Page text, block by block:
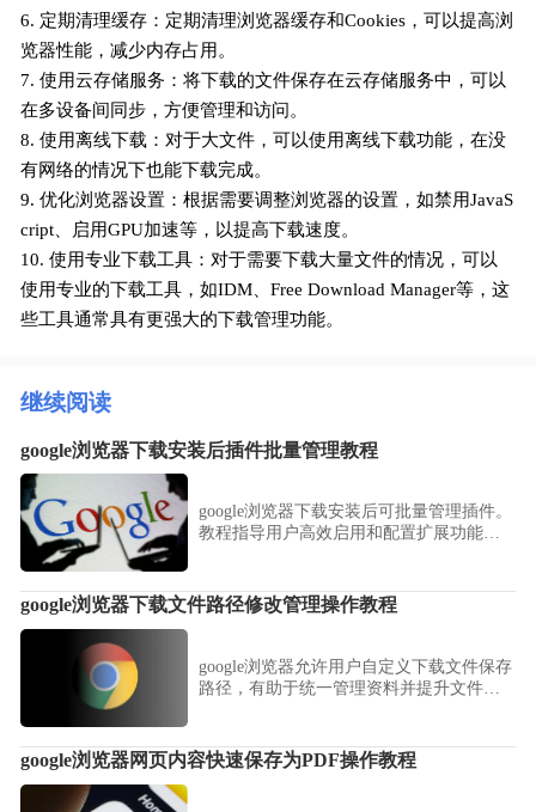
6. 定期清理缓存：定期清理浏览器缓存和Cookies，可以提高浏
览器性能，减少内存占用。
7. 使用云存储服务：将下载的文件保存在云存储服务中，可以
在多设备间同步，方便管理和访问。
8. 使用离线下载：对于大文件，可以使用离线下载功能，在没
有网络的情况下也能下载完成。
9. 优化浏览器设置：根据需要调整浏览器的设置，如禁用JavaS
cript、启用GPU加速等，以提高下载速度。
10. 使用专业下载工具：对于需要下载大量文件的情况，可以
使用专业的下载工具，如IDM、Free Download Manager等，这
些工具通常具有更强大的下载管理功能。
继续阅读
google浏览器下载安装后插件批量管理教程
google浏览器下载安装后可批量管理插件。
教程指导用户高效启用和配置扩展功能，
google浏览器下载文件路径修改管理操作教程
google浏览器允许用户自定义下载文件保存
路径，有助于统一管理资料并提升文件查
google浏览器网页内容快速保存为PDF操作教程